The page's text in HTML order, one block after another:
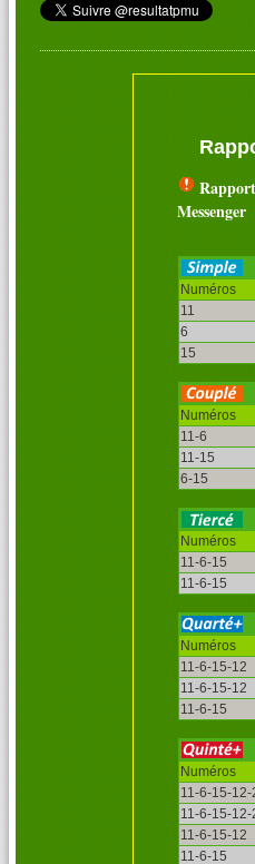
Messenger
Numéros
11
6
15
Numéros
11-6
11-15
6-15
Numéros
11-6-15
11-6-15
Numéros
11-6-15-12
11-6-15-12
11-6-15
Numéros
11-6-15-12-
11-6-15-12-
11-6-15-12
11-6-15